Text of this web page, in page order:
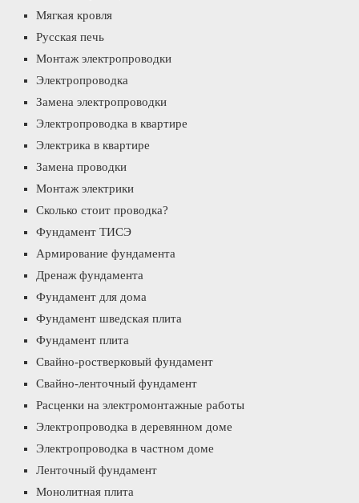
Мягкая кровля
Русская печь
Монтаж электропроводки
Электропроводка
Замена электропроводки
Электропроводка в квартире
Электрика в квартире
Замена проводки
Монтаж электрики
Сколько стоит проводка?
Фундамент ТИСЭ
Армирование фундамента
Дренаж фундамента
Фундамент для дома
Фундамент шведская плита
Фундамент плита
Свайно-ростверковый фундамент
Свайно-ленточный фундамент
Расценки на электромонтажные работы
Электропроводка в деревянном доме
Электропроводка в частном доме
Ленточный фундамент
Монолитная плита